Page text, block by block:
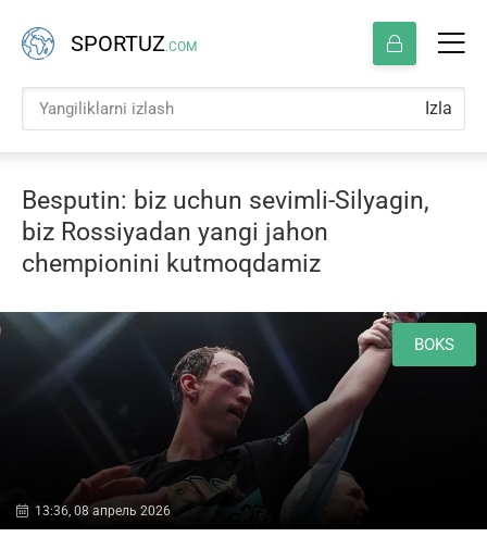
SPORTUZ.COM
Izla
Besputin: biz uchun sevimli-Silyagin,
biz Rossiyadan yangi jahon
chempionini kutmoqdamiz
BOKS
13:36, 08 апрель 2026